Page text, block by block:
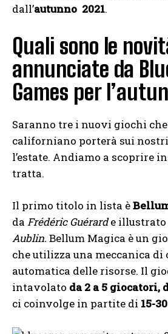
dall’autunno 2021.
Quali sono le
annunciate da
Games per
Saranno tre i nuovi giochi che
californiano porterà sui
l’estate. Andiamo a scoprire
tratta.
Il primo titolo in lista è
da Frédéric Guérarde illustrato
Aublin.Bellum Magica è un
che utilizza una meccanica di
automatica delle risorse. Il
intavolato da 2 a 5 giocatori,
ci coinvolge in partite di 15-